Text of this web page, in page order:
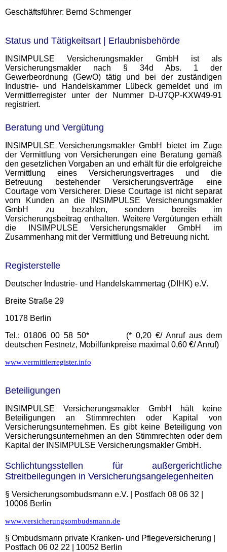
Geschäftsführer: Bernd Schmenger
Status und Tätigkeitsart | Erlaubnisbehörde
INSIMPULSE Versicherungsmakler GmbH ist als
Versicherungsmakler nach § 34d Abs. 1 der
Gewerbeordnung (GewO) tätig und bei der zuständigen
Industrie- und Handelskammer Lübeck gemeldet und im
Vermittlerregister unter der Nummer D-U7QP-KXW49-91
registriert.
Beratung und Vergütung
INSIMPULSE Versicherungsmakler GmbH bietet im Zuge
der Vermittlung von Versicherungen eine Beratung gemäß
den gesetzlichen Vorgaben an und erhält für die erfolgreiche
Vermittlung eines Versicherungsvertrages und die
Betreuung bestehender Versicherungsverträge eine
Courtage vom Versicherer. Diese Courtage ist nicht separat
vom Kunden an die INSIMPULSE Versicherungsmakler
GmbH zu bezahlen, sondern bereits im
Versicherungsbeitrag enthalten. Weitere Vergütungen erhält
die INSIMPULSE Versicherungsmakler GmbH im
Zusammenhang mit der Vermittlung und Betreuung nicht.
Registerstelle
Deutscher Industrie- und Handelskammertag (DIHK) e.V.
Breite Straße 29
10178 Berlin
Tel.: 01806 00 58 50* (* 0,20 €/ Anruf aus dem
deutschen Festnetz, Mobilfunkpreise maximal 0,60 €/ Anruf)
www.vermittlerregister.info
Beteiligungen
INSIMPULSE Versicherungsmakler GmbH hält keine
Beteiligungen an Stimmrechten oder Kapital von
Versicherungsunternehmen. Es gibt keine Beteiligung von
Versicherungsunternehmen an den Stimmrechten oder dem
Kapital der INSIMPULSE Versicherungsmakler GmbH.
Schlichtungsstellen für außergerichtliche
Streitbeilegungen in Versicherungsangelegenheiten
§ Versicherungsombudsmann e.V. | Postfach 08 06 32 |
10006 Berlin
www.versicherungsombudsmann.de
§ Ombudsmann private Kranken- und Pflegeversicherung |
Postfach 06 02 22 | 10052 Berlin